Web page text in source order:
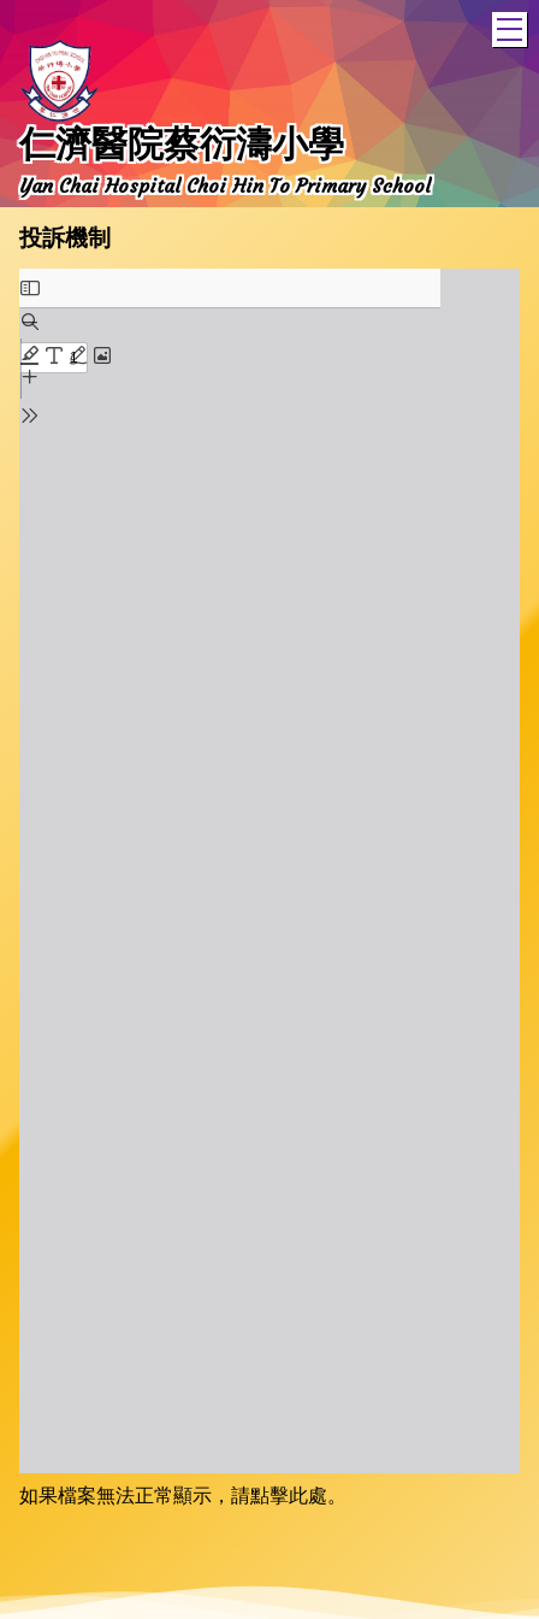
仁濟醫院蔡衍濤小學
Yan Chai Hospital Choi Hin To Primary School
投訴機制
如果檔案無法正常顯示，請點擊此處。